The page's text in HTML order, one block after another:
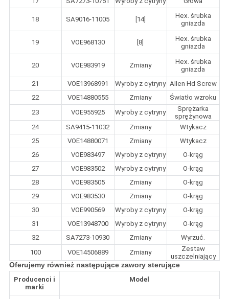
18 SA9016-11005 [14]
Hex. śrubka
gniazda
19 VOE968130 [8]
Hex. śrubka
gniazda
20 VOE983919 Zmiany
Hex. śrubka
gniazda
21
VOE13968991 Wyroby z cytryny Allen Hd Screw
22
VOE14880555 Zmiany
Światło wzroku
23
VOE955925 Wyroby z cytryny
Sprężarka
sprężynowa
24
SA9415-11032 Zmiany
Wtykacz
25
VOE14880071 Zmiany
Wtykacz
26
VOE983497 Wyroby z cytryny
O-krąg
27
VOE983502 Wyroby z cytryny
O-krąg
28
VOE983505 Zmiany
O-krąg
29
VOE983530 Zmiany
O-krąg
30
VOE990569 Wyroby z cytryny
O-krąg
31
VOE13948700 Wyroby z cytryny
O-krąg
32
SA7273-10930 Zmiany
Wyrzuć.
100
VOE14506889 Zmiany
Zestaw
uszczelniający
Oferujemy również następujące zawory sterujące
Producenci i
marki
Model